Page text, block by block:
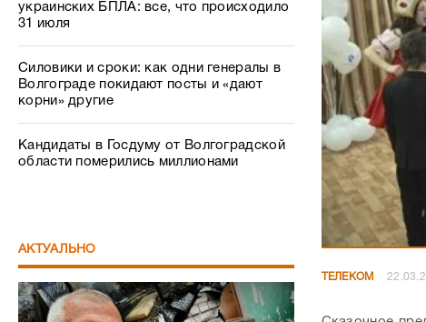
украинских БПЛА: все, что происходило
31 июля
Силовики и сроки: как одни генералы в
Волгограде покидают посты и «дают
корни» другие
Кандидаты в Госдуму от Волгоградской
области померились миллионами
АКТУАЛЬНО
ТЕЛЕКОМ